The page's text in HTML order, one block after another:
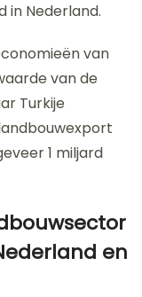
in Nederland.
van
van de
Turkije
1 miljard
en